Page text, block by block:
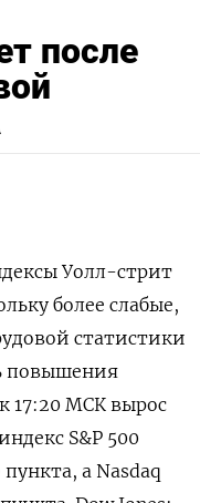
после
Уолл-стрит
более слабые,
статистики
повышения
​17:​20 МСК ⁠вырос
S&P 500
а Nasdaq